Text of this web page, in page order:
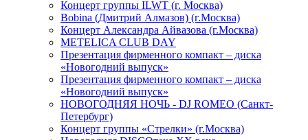
Концерт группы ILWT (г. Москва)
Bobina (Дмитрий Алмазов) (г.Москва)
Концерт Александра Айвазова (г.Москва)
METELICA CLUB DAY
Презентация фирменного компакт – диска
«Новогодний выпуск»
Презентация фирменного компакт – диска
«Новогодний выпуск»
НОВОГОДНЯЯ НОЧЬ - DJ ROMEO (Санкт-
Петербург)
Концерт группы «Стрелки» (г.Москва)